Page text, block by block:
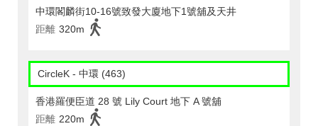
中環閣麟街10-16號致發大廈地下1號舖及天井
距離 320m
CircleK - 中環 (463)
香港羅便臣道 28 號 Lily Court 地下 A 號舖
距離 220m